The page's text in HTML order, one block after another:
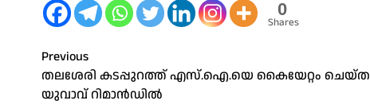
0
Shares
Post
navigation
Previous
തലശേരി കടപ്പുറത്ത് എസ്.ഐ.യെ കൈയേറ്റം ചെയ്ത
യുവാവ് റിമാൻഡിൽ